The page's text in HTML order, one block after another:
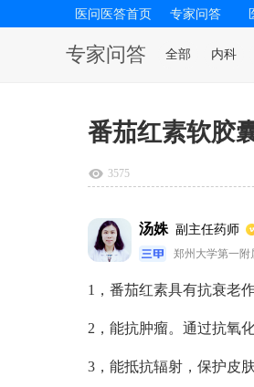
医问医答首页 专家问答
专家问答 全部 内科
番茄红素软胶
3575
汤姝 副主任药师
郑州大学第一附
1，番茄红素具有抗衰老
2，能抗肿瘤。通过抗氧
3，能抵抗辐射，保护皮